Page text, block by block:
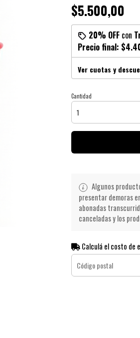
$5.500,00
20% OFFcon
Precio final:
Ver cuotas y
Cantidad
Algunos
presentar demoras
abonadas
canceladas y los
Calculá el costo de